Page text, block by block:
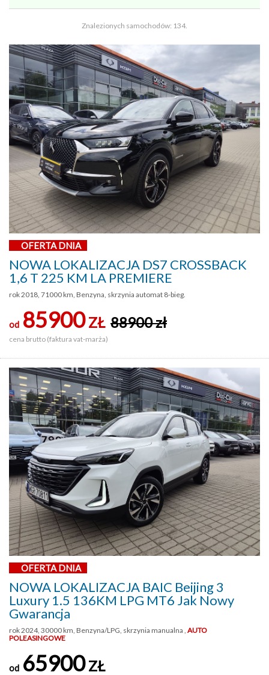
Znalezionych samochodów: 134.
OFERTA DNIA
NOWA LOKALIZACJA DS7 CROSSBACK
1,6 T 225 KM LA PREMIERE
rok 2018, 71000 km, Benzyna, skrzynia automat 8-bieg.
od 85900ZŁ 88900 zł
cena brutto (faktura vat-marża)
OFERTA DNIA
NOWA LOKALIZACJA BAIC Beijing 3
Luxury 1.5 136KM LPG MT6 Jak Nowy
Gwarancja
rok 2024, 30000 km, Benzyna/LPG, skrzynia manualna , AUTO
POLEASINGOWE
od 65900ZŁ